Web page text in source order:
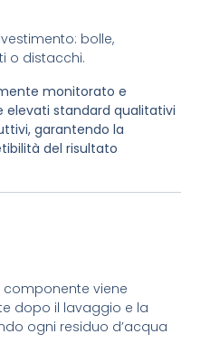
bolle,
o distacchi.
monitorato e
standard qualitativi
garantendo la
del risultato
componente viene
dopo il lavaggio e la
ogni residuo d’acqua